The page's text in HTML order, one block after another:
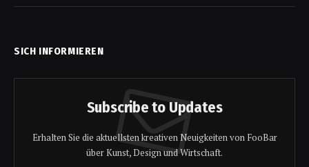
SICH INFORMIEREN
Subscribe to Updates
Erhalten Sie die aktuellsten kreativen Neuigkeiten von FooBar
über Kunst, Design und Wirtschaft.